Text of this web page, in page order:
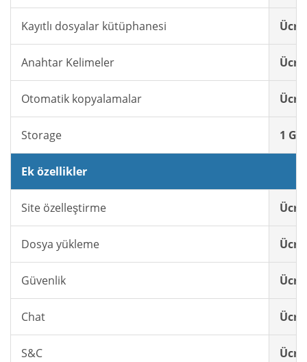
Kayıtlı dosyalar kütüphanesi
Anahtar Kelimeler
Otomatik kopyalamalar
Storage 1
Ek özellikler
Site özelleştirme
Dosya yükleme
Güvenlik
Chat
S&C